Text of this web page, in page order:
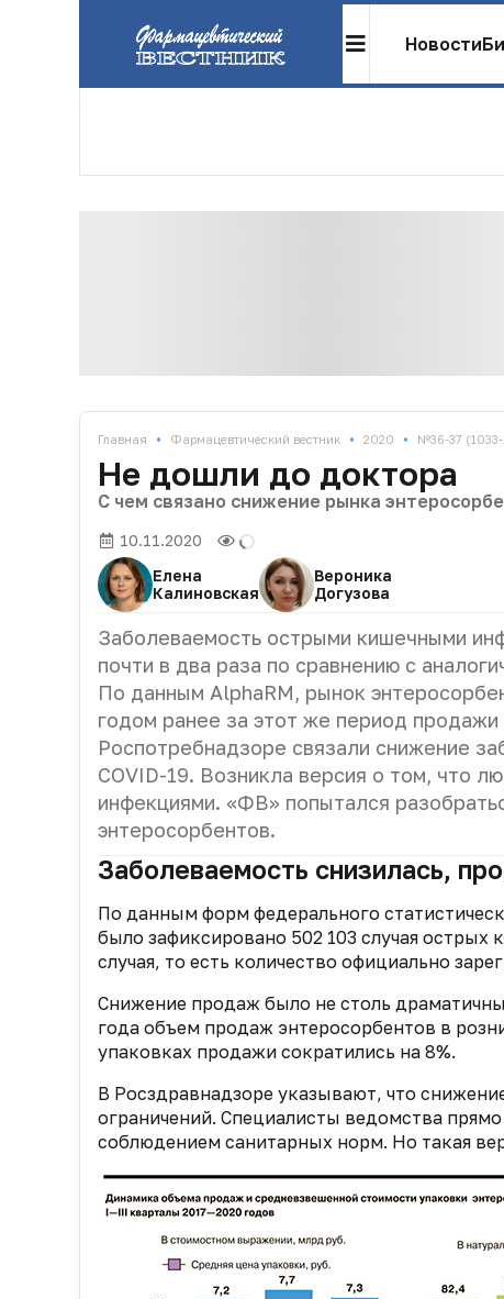
Новости
Главная • Фармацевтический вестник • 2020 • №36-37
Не дошли до доктора
С чем связано снижение рынка
10.11.2020
Елена
Калиновская
Вероника
Догузова
Заболеваемость острыми кишечными
почти в два раза по сравнению с
По данным AlphaRM, рынок
годом ранее за этот же период
Роспотребнадзоре связали снижение
COVID-19. Возникла версия о том, что
инфекциями. «ФВ» попытался
энтеросорбентов.
Заболеваемость снизилась,
По данным форм федерального
было зафиксировано 502 103 случая
случая, то есть количество официально
Снижение продаж было не столь
года объем продаж энтеросорбентов в
упаковках продажи сократились на 8%.
В Росздравнадзоре указывают, что
ограничений. Специалисты ведомства
соблюдением санитарных норм. Но такая